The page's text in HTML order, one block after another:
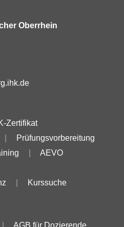
Oberrhein
Zertifikat
Prüfungsvorbereitung
AEVO
Kurssuche
AGB für Dozierende